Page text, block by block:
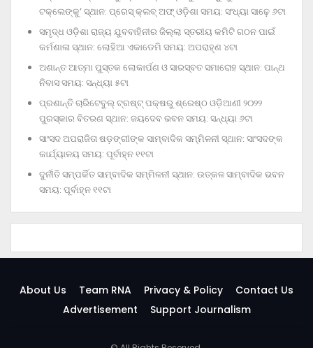
ଟକ୍‌ଲେଙ୍କୁ’ ସ୍ଥାନ: ପ୍ରେସ୍‌ କ୍ଲବ୍‌ ଅଫ୍‌ ଓଡ଼ିଶା ସମୟ: ସଂଧ୍ୟା ସାଢ଼େ ୬ଟା
ସମୃଦ୍ଧ ଓଡ଼ିଶା ରାଜ୍ୟ ଯୁବବାହିନୀର ଜିଲ୍ଲା ସ୍ତରୀୟ କମିଟି ଗଠନ ପାଇଁ
କର୍ମଶାଳା ସ୍ଥାନ: ଲୋହିଆ ଏକାଡେମି ସମୟ: ଅପରାହ୍‌ଣ ୪ଟା
ଅଶାନ୍ତ ଆତ୍ମା ପୁସ୍ତକ ଲୋକାର୍ପଣ ଓ ସାରସ୍ବତ ସମାରୋହ ସ୍ଥାନ: ପାନ୍ଥ
ନିବାସ ସମୟ: ସନ୍ଧ୍ୟା ୫ଟା
ପ୍ରଶାନ୍ତି ଚାରିଟେବୁଲ୍‌ ଟ୍ରଷ୍ଟ୍‌ ପକ୍ଷରୁ ଶ୍ରେଷ୍ଠ ଓଡ଼ିଆଣୀ ୨୦୨୨
ପୁରସ୍କାର ବିତରଣ ସ୍ଥାନ: ଜୟଦେବ ଭବନ ସମୟ: ସନ୍ଧ୍ୟା ୬ଟା
ସାଂସଦ ଅପରାଜିତା ଷଡ଼ଙ୍ଗୀଙ୍କ ସାମ୍ବାଦିକ ସମ୍ମିଳନୀ ସ୍ଥାନ: ସାଂସଦଙ୍କ
କାର୍ଯ୍ୟାଳୟ ସମୟ: ପୂର୍ବାହ୍ନ ୧୧ଟା
ଦୁର୍ନୀତି ସମ୍ପର୍କିତ ସାମ୍ବାଦିକ ସମ୍ମିଳନୀ ସ୍ଥାନ: ଉତ୍କଳ ସାମ୍ବାଦିକ ଭବନ
ସମୟ: ପୂର୍ବାହ୍ନ ୧୧ଟା
About Us Team RNA Privacy & Policy
Contact Us
Advertisement
Support Journalism